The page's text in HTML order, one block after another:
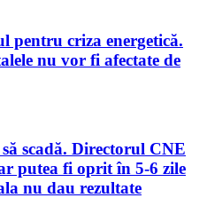
pentru criza energetică.
nu vor fi afectate de
scadă. Directorul CNE
putea fi oprit în 5-6 zile
nu dau rezultate